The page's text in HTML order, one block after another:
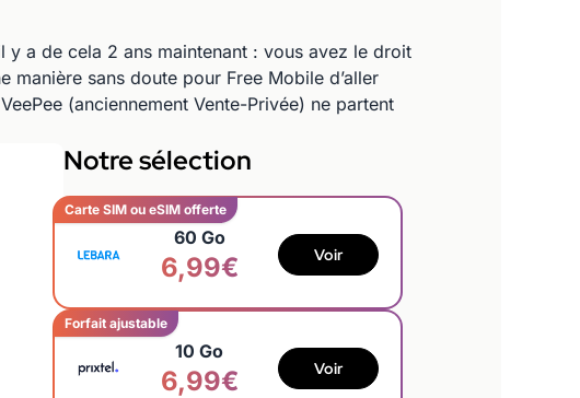
y a de cela 2 ans maintenant : vous avez le droit
sans doute pour Free Mobile d’aller
(anciennement Vente-Privée) ne partent
Notre sélection
Carte SIM ou eSIM offerte
60 Go
6,99€ Voir
Forfait ajustable
10 Go
6,99€ Voir